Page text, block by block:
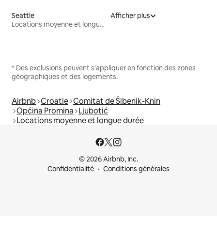
Seattle
Locations moyenne et longue durée
Afficher plus
* Des exclusions peuvent s'appliquer en fonction des zones
géographiques et des logements.
Airbnb Croatie Comitat de Šibenik-Knin
Općina Promina Ljubotić
Locations moyenne et longue durée
© 2026 Airbnb, Inc.
Confidentialité
Conditions générales